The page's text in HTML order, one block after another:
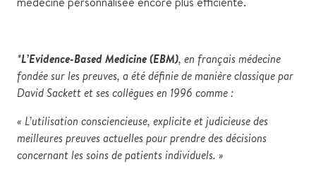
*L’Evidence-Based Medicine (EBM), en français médecine
fondée sur les preuves, a été définie de manière classique par
David Sackett et ses collègues en 1996 comme :
« L’utilisation consciencieuse, explicite et judicieuse des
meilleures preuves actuelles pour prendre des décisions
concernant les soins de patients individuels. »